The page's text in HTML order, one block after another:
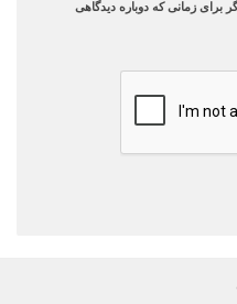
برای زمانی که دوباره دیدگاهی